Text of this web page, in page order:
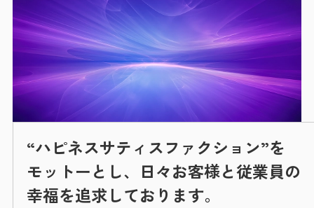
ニュースリリース
“ハピネスサティスファクション”を
モットーとし、日々お客様と従業員の
幸福を追求しております。